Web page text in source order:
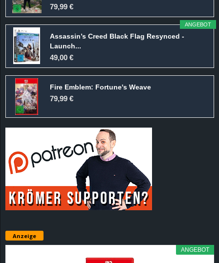
79,99 €
ANGEBOT
Assassin’s Creed Black Flag Resynced -
Launch...
49,00 €
Fire Emblem: Fortune's Weave
79,99 €
Anzeige
ANGEBOT